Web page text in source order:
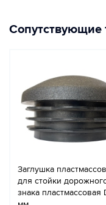
Сопутствующие
Заглушка
для стойки
знака пластмассовая